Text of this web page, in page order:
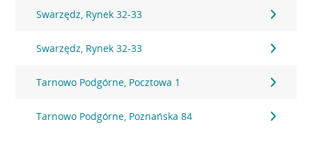
Swarzędz, Rynek 32-33
Swarzędz, Rynek 32-33
Tarnowo Podgórne, Pocztowa 1
Tarnowo Podgórne, Poznańska 84